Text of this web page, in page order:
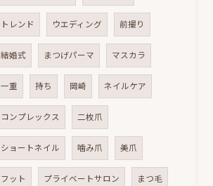
トレンド ウエディング 前撮り
結婚式 まつげパーマ マスカラ
一重 持ち 岡崎 ネイルケア
コンプレックス 二枚爪
ショートネイル 噛み爪 美爪
フット プライベートサロン まつ毛